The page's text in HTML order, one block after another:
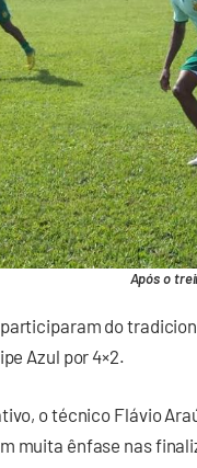
Após o
do
Azul por 4×2.
o técnico Flávio
muita ênfase nas